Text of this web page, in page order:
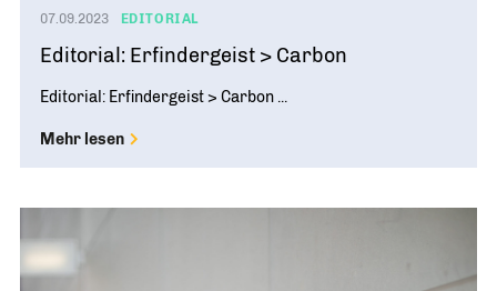
07.09.2023 EDITORIAL
Editorial: Erfindergeist > Carbon
Editorial: Erfindergeist > Carbon ...
Mehr lesen